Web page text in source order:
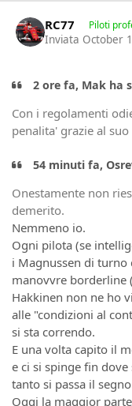
RC77 Piloti
Inviata October
2 ore fa, Mak ha
Con i regolamenti
penalita' grazie al
54 minuti fa,
Onestamente non
demerito.
Nemmeno io.
Ogni pilota (se
i Magnussen di turno
manovvre borderline
Hakkinen non ne ho
alle "condizioni al
si sta correndo.
E una volta capito il
e ci si spinge fin
tanto si passa il
Oggi la maggior